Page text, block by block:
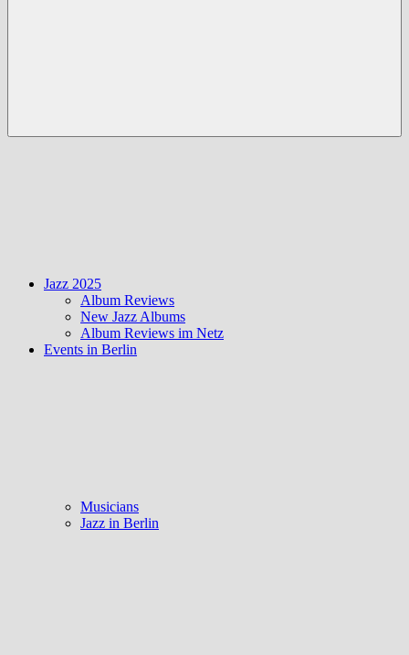
Jazz 2025
Album Reviews
New Jazz Albums
Album Reviews im Netz
Events in Berlin
Musicians
Jazz in Berlin